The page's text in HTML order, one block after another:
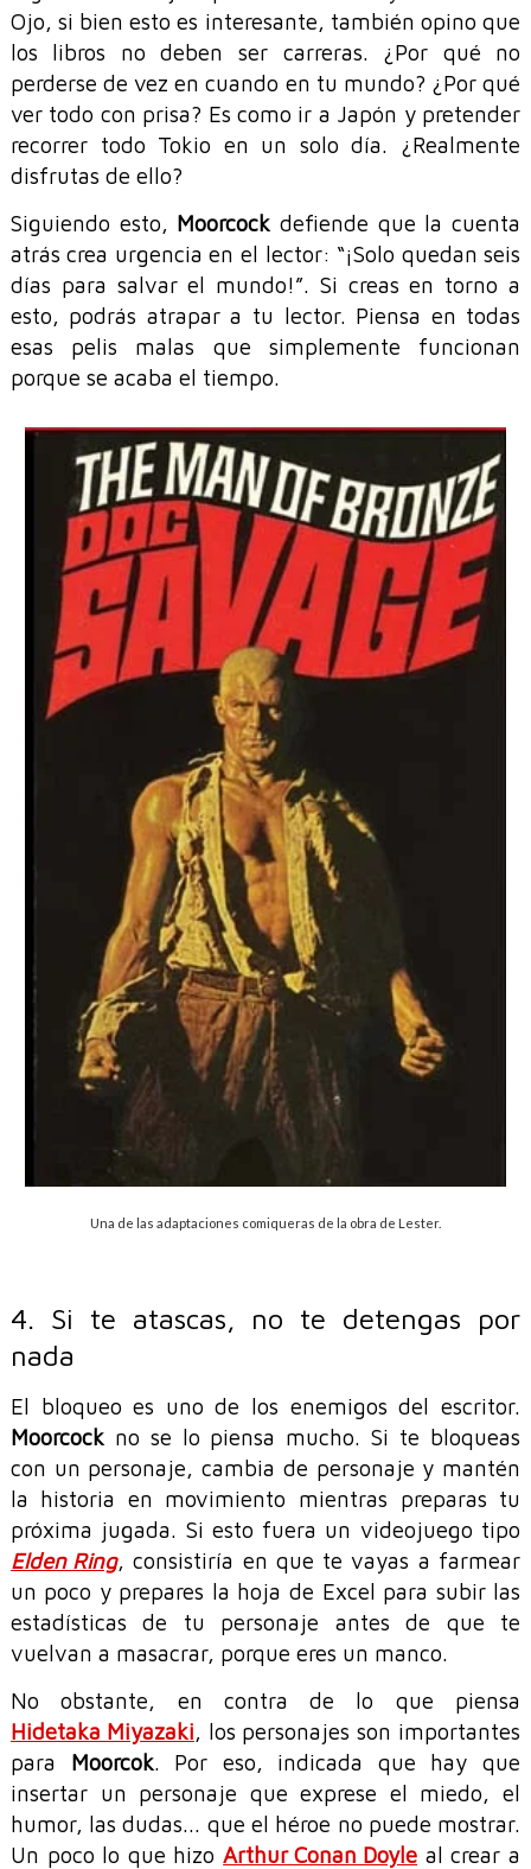
Ojo, si bien esto es interesante, también opino que
los libros no deben ser carreras. ¿Por qué no
perderse de vez en cuando en tu mundo? ¿Por qué
ver todo con prisa? Es como ir a Japón y pretender
recorrer todo Tokio en un solo día. ¿Realmente
disfrutas de ello?
Siguiendo esto, Moorcock defiende que la cuenta
atrás crea urgencia en el lector: “¡Solo quedan seis
días para salvar el mundo!”. Si creas en torno a
esto, podrás atrapar a tu lector. Piensa en todas
esas pelis malas que simplemente funcionan
porque se acaba el tiempo.
Una de las adaptaciones comiqueras de la obra de Lester.
4. Si te atascas, no te detengas por
nada
El bloqueo es uno de los enemigos del escritor.
Moorcockno se lo piensa mucho. Si te bloqueas
con un personaje, cambia de personaje y mantén
la historia en movimiento mientras preparas tu
próxima jugada. Si esto fuera un videojuego tipo
Elden Ring, consistiría en que te vayas a farmear
un poco y prepares la hoja de Excel para subir las
estadísticas de tu personaje antes de que te
vuelvan a masacrar, porque eres un manco.
No obstante, en contra de lo que piensa
Hidetaka Miyazaki, los personajes son importantes
para Moorcok. Por eso, indicada que hay que
insertar un personaje que exprese el miedo, el
humor, las dudas... que el héroe no puede mostrar.
Un poco lo que hizoArthur Conan Doyle al crear a